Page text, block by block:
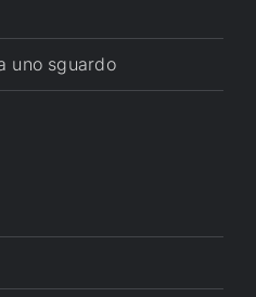
uno sguardo